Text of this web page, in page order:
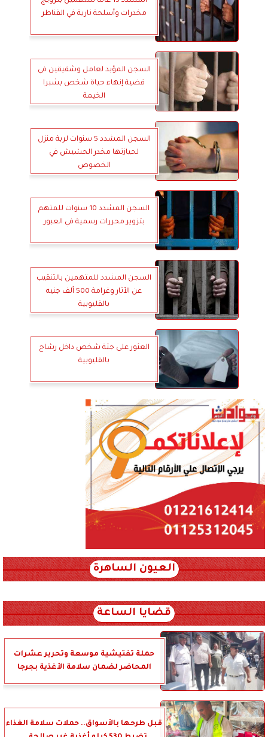
مخدرات وأسلحة نارية في القناطر
السجن المؤبد لعامل وشقيقين في
قضية إنهاء حياة شخص بشبرا
الخيمة
السجن المشدد 5 سنوات لربة منزل
لحيازتها مخدر الحشيش في
الخصوص
السجن المشدد 10 سنوات للمتهم
بتزوير محررات رسمية في العبور
السجن المشدد للمتهمين بالتنقيب
عن الآثار وغرامة 500 ألف جنيه
بالقليوبية
العثور على جثة شخص داخل رشاح
بالقليوبية
العيون الساهرة
قضايا الساعة
حملة تفتيشية موسعة وتحرير عشرات
المحاضر لضمان سلامة الأغذية بجرجا
قبل طرحها بالأسواق.. حملات سلامة الغذاء